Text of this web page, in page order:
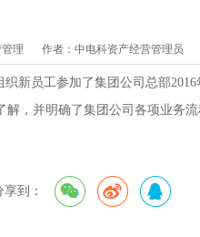
理 作者：中电科资产经营管理员
新员工参加了集团公司总部
，并明确了集团公司各项业务
享到：